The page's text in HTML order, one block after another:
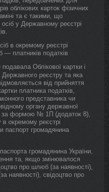
облікових карток фізичних
та є такими, що
у Державному реєстрі
в окремому реєстрі
— платників податків
Облікової картки і
реєстру та яка
від прийняття
платника податків,
представника чи
органу державної
за формою № 1П (додаток 8),
окремому реєстрі
паспорт громадянина
громадянина України,
та, якщо змінювалося
про шлюб (за наявності),
наявності), свідоцтво про